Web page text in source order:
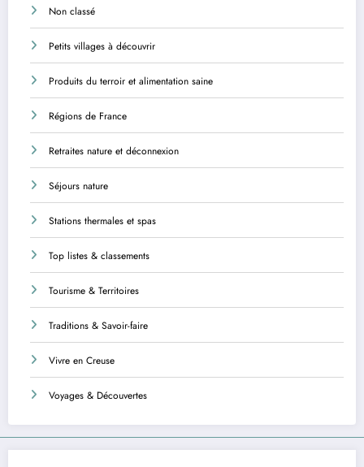
Non classé
Petits villages à découvrir
Produits du terroir et alimentation saine
Régions de France
Retraites nature et déconnexion
Séjours nature
Stations thermales et spas
Top listes & classements
Tourisme & Territoires
Traditions & Savoir-faire
Vivre en Creuse
Voyages & Découvertes